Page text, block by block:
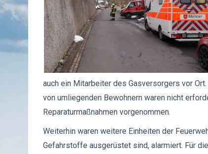
auch ein Mitarbeiter des Gasversorgers vor
von umliegenden Bewohnern waren nicht
Reparaturmaßnahmen vorgenommen.
Weiterhin waren weitere Einheiten der
Gefahrstoffe ausgerüstet sind, alarmiert. Für